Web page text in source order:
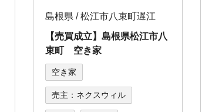
島根県 / 松江市八束町遅江
【売買成立】島根県松江市八
束町 空き家
空き家
売主：ネクスウィル